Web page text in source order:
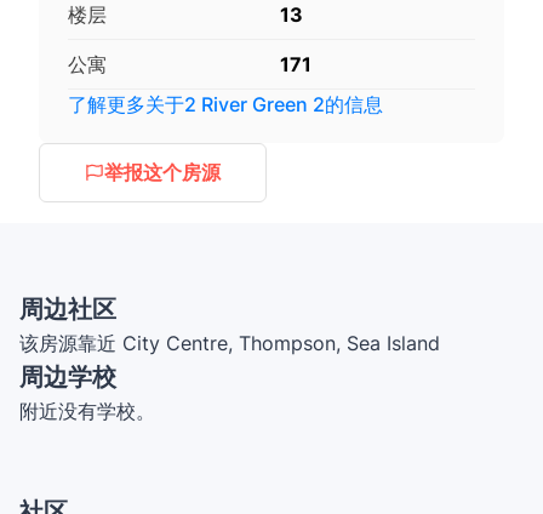
楼层 13
公寓
171
了解更多关于2 River Green 2的信息
举报这个房源
周边社区
该房源靠近 City Centre, Thompson, Sea Island
周边学校
附近没有学校。